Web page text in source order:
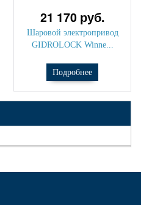
21 170 руб.
Шаровой электропривод
GIDROLOCK Winne...
Подробнее